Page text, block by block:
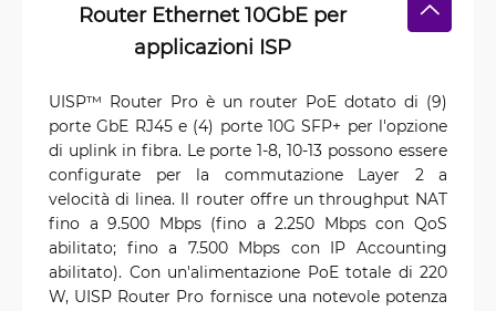
Router Ethernet 10GbE per
applicazioni ISP
UISP™ Router Pro è un router PoE dotato di (9)
porte GbE RJ45 e (4) porte 10G SFP+ per l'opzione
di uplink in fibra. Le porte 1-8, 10-13 possono essere
configurate per la commutazione Layer 2 a
velocità di linea. Il router offre un throughput NAT
fino a 9.500 Mbps (fino a 2.250 Mbps con QoS
abilitato; fino a 7.500 Mbps con IP Accounting
abilitato). Con un'alimentazione PoE totale di 220
W, UISP Router Pro fornisce una notevole potenza